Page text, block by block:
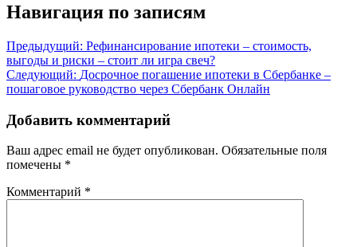
Навигация по записям
Предыдущий: Рефинансирование ипотеки – стоимость,
выгоды и риски – стоит ли игра свеч?
Следующий: Досрочное погашение ипотеки в Сбербанке –
пошаговое руководство через Сбербанк Онлайн
Добавить комментарий
Ваш адрес email не будет опубликован. Обязательные поля
помечены *
Комментарий *